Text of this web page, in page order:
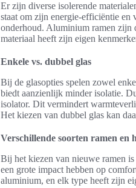
Er zijn diverse isolerende
staat om zijn energie-efficiëntie en
onderhoud. Aluminium ramen zijn
materiaal heeft zijn eigen
Enkele vs. dubbel glas
Bij de glasopties spelen zowel
biedt aanzienlijk minder isolatie.
isolator. Dit vermindert
Het kiezen van dubbel glas kan
Verschillende soorten ramen en
Bij het kiezen van nieuwe ramen
een grote impact hebben op
aluminium, en elk type heeft zijn